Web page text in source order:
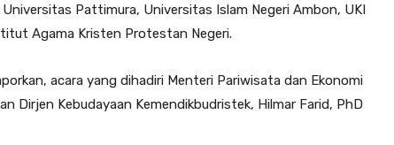
Pattimura, Universitas Islam Negeri Ambon, UKI
Agama Kristen Protestan Negeri.
acara yang dihadiri Menteri Pariwisata dan Ekonomi
Dirjen Kebudayaan Kemendikbudristek, Hilmar Farid, PhD